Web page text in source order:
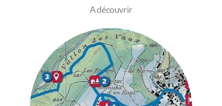
A découvrir